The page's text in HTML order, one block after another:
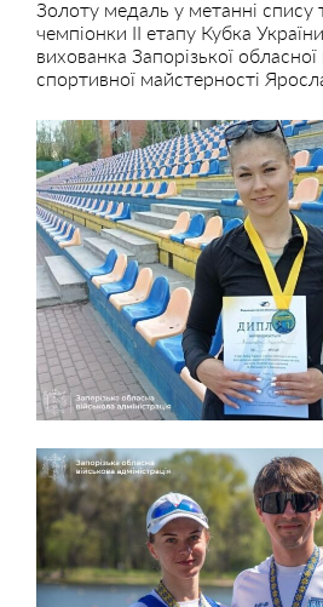
Золоту медаль у метанні спису
чемпіонки ІІ етапу Кубка
вихованка Запорізької
спортивної майстерності